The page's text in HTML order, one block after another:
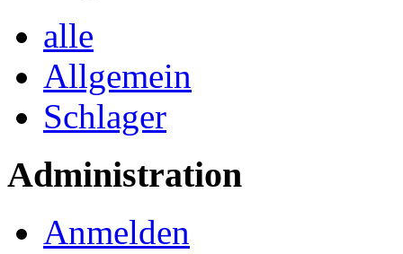
alle
Allgemein
Schlager
Administration
Anmelden